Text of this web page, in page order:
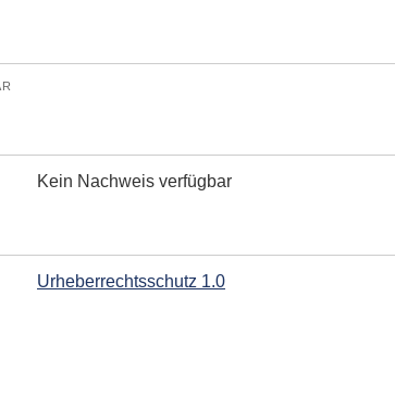
Kein Nachweis verfügbar
Urheberrechtsschutz 1.0